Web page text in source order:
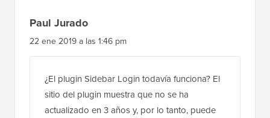
Paul Jurado
22 ene 2019 a las 1:46 pm
¿El plugin Sidebar Login todavía funciona? El
sitio del plugin muestra que no se ha
actualizado en 3 años y, por lo tanto, puede